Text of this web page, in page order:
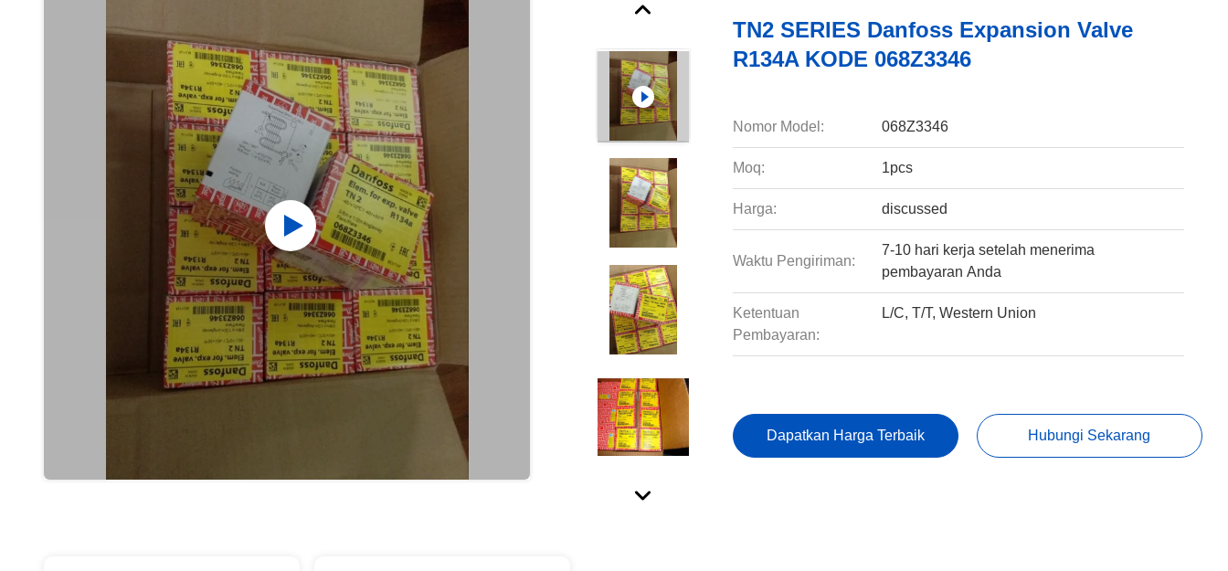
TN2 SERIES Danfoss Expansion Valve
R134A KODE 068Z3346
Nomor Model: 068Z3346
Moq: 1pcs
Harga: discussed
Waktu Pengiriman:
7-10 hari kerja setelah menerima
pembayaran Anda
Ketentuan
Pembayaran:
L/C, T/T, Western Union
Dapatkan Harga Terbaik Hubungi Sekarang